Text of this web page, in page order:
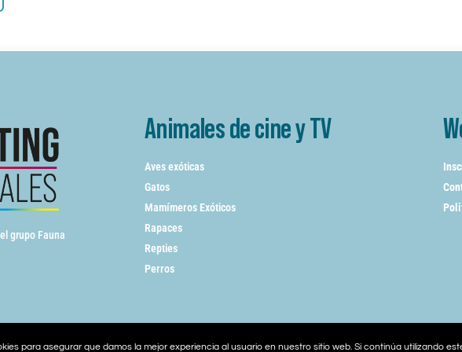
grupo Fauna
Animales de cine y TV
Aves exóticas
Gatos
Mamímeros Exóticos
Rapaces
Repties
Perros
para asegurar que damos la mejor experiencia al usuario en nuestro sitio web. Si continúa utilizando